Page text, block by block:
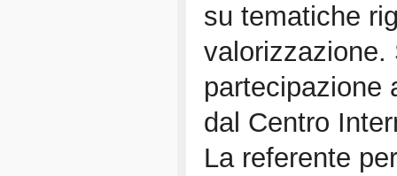
su tematiche
valorizzazione.
partecipazione
dal Centro
La referente